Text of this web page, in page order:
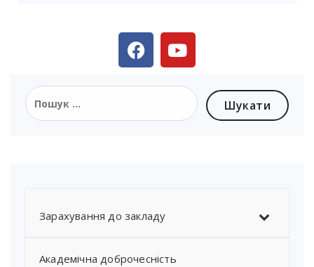
Зарахування до закладу
Академічна доброчесність